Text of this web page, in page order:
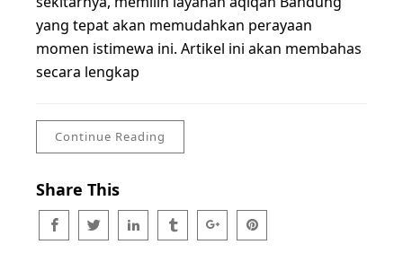
yang tepat akan memudahkan perayaan
momen istimewa ini. Artikel ini akan membahas
secara lengkap
Continue Reading
Share This